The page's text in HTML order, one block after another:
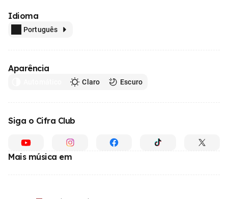
Idioma
Português
Aparência
Claro Escuro
Siga o Cifra Club
Mais música em